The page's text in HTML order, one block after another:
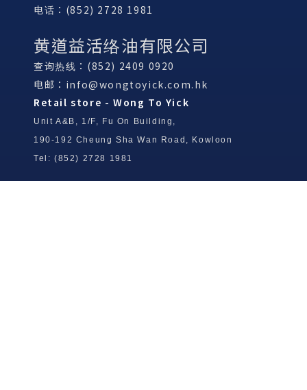
电话：(852) 2728 1981
黄道益活络油有限公司
查询热线：(852) 2409 0920
电邮： info@wongtoyick.com.hk
Retail store - Wong To Yick
Unit A&B, 1/F, Fu On Building,
190-192 Cheung Sha Wan Road, Kowloon
Tel: (852) 2728 1981